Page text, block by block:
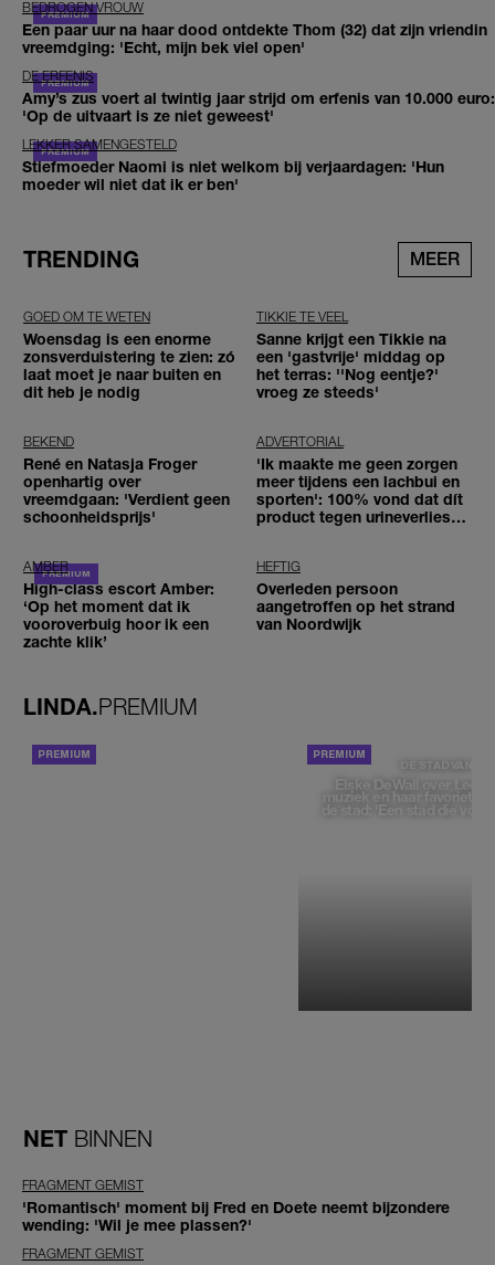
BEDROGEN VROUW
Een paar uur na haar dood ontdekte Thom (32) dat zijn vriendin
vreemdging: 'Echt, mijn bek viel open'
DE ERFENIS
Amy’s zus voert al twintig jaar strijd om erfenis van 10.000 euro:
'Op de uitvaart is ze niet geweest'
LEKKER SAMENGESTELD
Stiefmoeder Naomi is niet welkom bij verjaardagen: 'Hun
moeder wil niet dat ik er ben'
TRENDING MEER
GOED OM TE WETEN
Woensdag is een enorme
zonsverduistering te zien: zó
laat moet je naar buiten en
dit heb je nodig
TIKKIE TE VEEL
Sanne krijgt een Tikkie na
een 'gastvrije' middag op
het terras: ''Nog eentje?'
vroeg ze steeds'
BEKEND
René en Natasja Froger
openhartig over
vreemdgaan: 'Verdient geen
schoonheidsprijs'
ADVERTORIAL
'Ik maakte me geen zorgen
meer tijdens een lachbui en
sporten': 100% vond dat dít
product tegen urineverlies
AMBER
High-class escort Amber:
‘Op het moment dat ik
vooroverbuig hoor ik een
zachte klik’
HEFTIG
Overleden persoon
aangetroffen op het strand
van Noordwijk
LINDA.PREMIUM
DE STAD VAN
Elske DeWall over
muziek en haar favoriete
de stad: 'Een stad die
NET BINNEN
FRAGMENT GEMIST
'Romantisch' moment bij Fred en Doete neemt bijzondere
wending: 'Wil je mee plassen?'
FRAGMENT GEMIST